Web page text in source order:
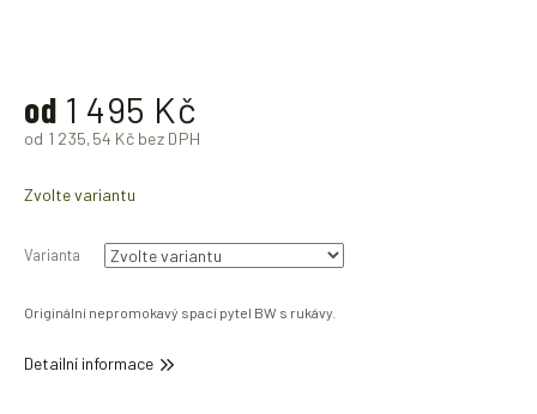
od 1 495 Kč
od 1 235,54 Kčbez DPH
cena:
Zvolte variantu
Varianta
Originální nepromokavý spací pytel BW s rukávy.
Detailní informace